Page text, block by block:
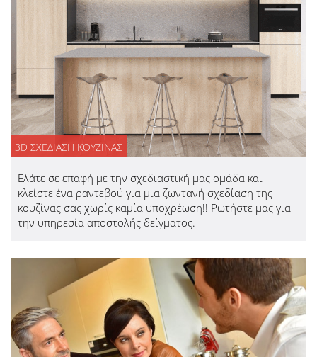
3D ΣΧΕΔΙΑΣΗ ΚΟΥΖΙΝΑΣ
Ελάτε σε επαφή με την σχεδιαστική μας ομάδα και
κλείστε ένα ραντεβού για μια ζωντανή σχεδίαση της
κουζίνας σας χωρίς καμία υποχρέωση!! Ρωτήστε μας για
την υπηρεσία αποστολής δείγματος.